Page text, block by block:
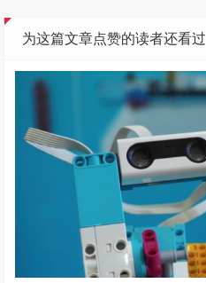
为这篇文章点赞的读者还看过